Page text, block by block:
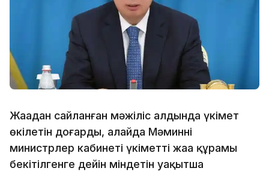
Жаңадан сайланған мәжіліс алдында үкімет
өкілетін доғарды, алайда Мәминнің
министрлер кабинеті үкіметтің жаңа құрамы
бекітілгенге дейін міндетін уақытша